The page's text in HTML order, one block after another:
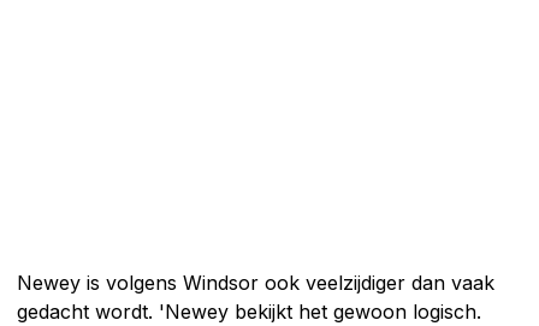
Newey is volgens Windsor ook veelzijdiger dan vaak
gedacht wordt. 'Newey bekijkt het gewoon logisch.